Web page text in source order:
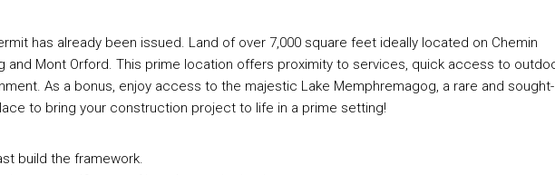
has already been issued. Land of over 7,000 square feet ideally located on Chemin
and Mont Orford. This prime location offers proximity to services, quick access to
As a bonus, enjoy access to the majestic Lake Memphremagog, a rare and sought-
to bring your construction project to life in a prime setting!
build the framework.